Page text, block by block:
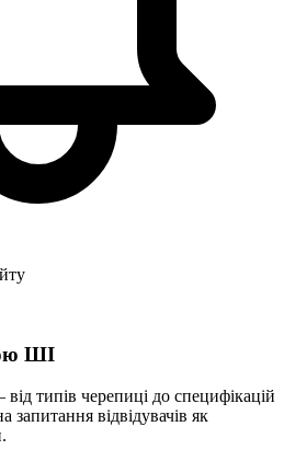
ШІ
типів черепиці до специфікацій
запитання відвідувачів як